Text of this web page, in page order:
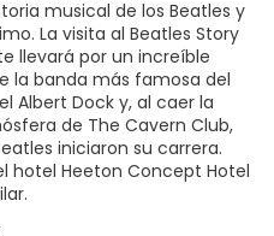
musical de los Beatles y
La visita al Beatles Story
llevará por un increíble
la banda más famosa del
Albert Dock y, al caer la
de The Cavern Club,
iniciaron su carrera.
hotel Heeton Concept Hotel